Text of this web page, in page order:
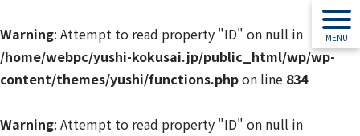
Warning: Attempt to read property "ID" on null in
/home/webpc/yushi-kokusai.jp/public_html/wp/wp-
content/themes/yushi/functions.phpon line 834
Warning: Attempt to read property "ID" on null in